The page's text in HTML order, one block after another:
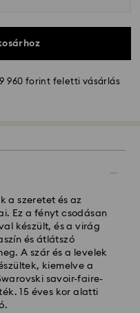
960 forint feletti vásárlás
a szeretet és az
Ez a fényt csodásan
készült, és a virág
és átlátszó
A szár és a levelek
kiemelve a
savoir-faire-
15 éves kor alatti
HUF 2'000
felett: HUF 39 960
leadott
és